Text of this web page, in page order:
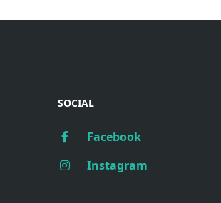
SOCIAL
Facebook
Instagram